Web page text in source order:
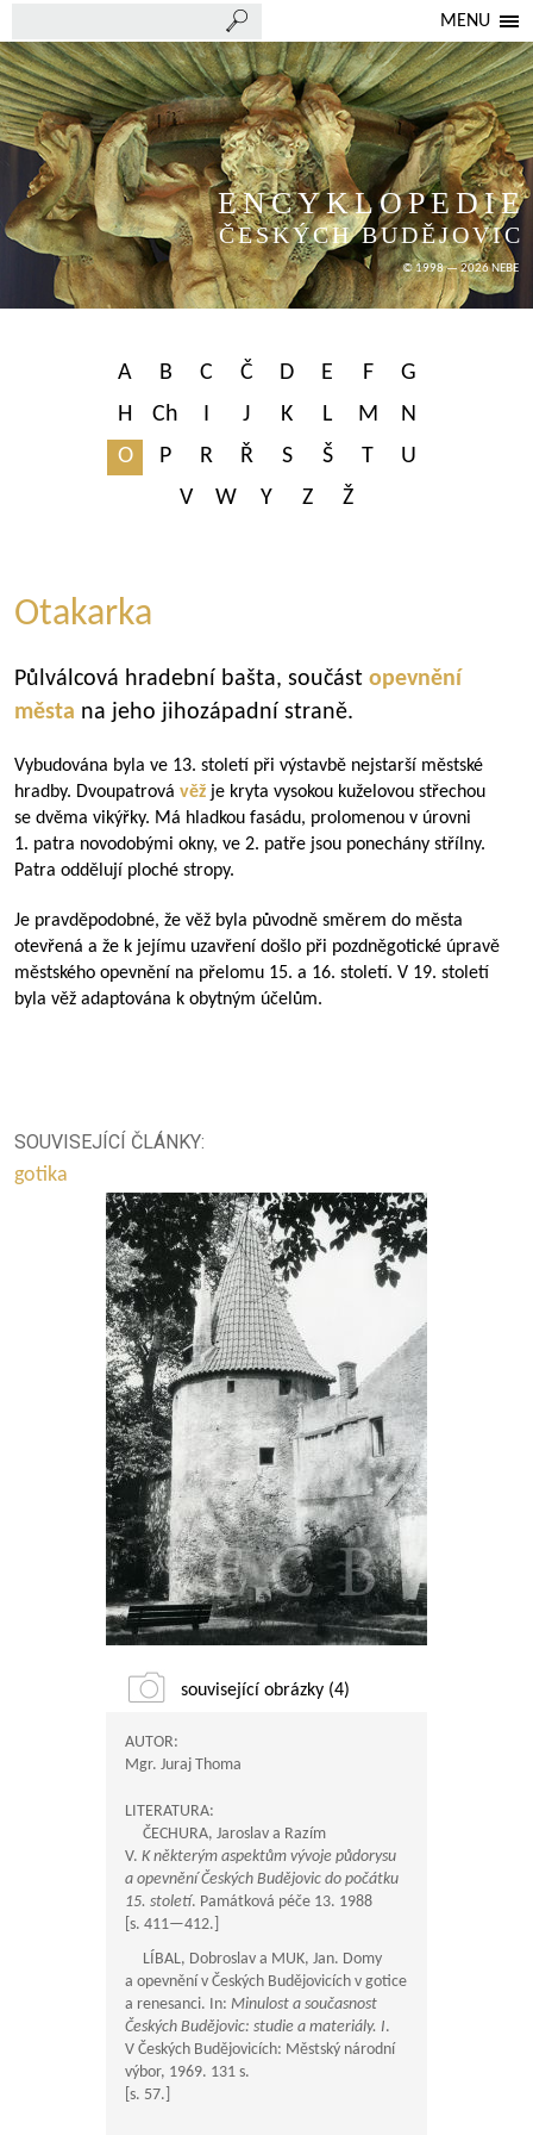
MENU
ENCYKLOPEDIE
ČESKÝCH BUDĚJOVIC
© 1998 — 2026 NEBE
A B C Č D E F
G
H
Ch I J K L M
N
O
P R Ř S Š T
U
V
W Y Z Ž
Otakarka
Půlválcová hradební bašta, součást opevnění
města na jeho jihozápadní straně.
Vybudována byla ve 13. století při výstavbě nejstarší městské
hradby. Dvoupatrová věž je kryta vysokou kuželovou střechou
se dvěma vikýřky. Má hladkou fasádu, prolomenou v úrovni
1. patra novodobými okny, ve 2. patře jsou ponechány střílny.
Patra oddělují ploché stropy.
Je pravděpodobné, že věž byla původně směrem do města
otevřená a že k jejímu uzavření došlo při pozdněgotické úpravě
městského opevnění na přelomu 15. a 16. století. V 19. století
byla věž adaptována k obytným účelům.
SOUVISEJÍCÍ ČLÁNKY:
gotika
související obrázky (4)
AUTOR:
Mgr. Juraj Thoma
LITERATURA:
ČECHURA, Jaroslav a Razím
V. K některým aspektům vývoje půdorysu
a opevnění Českých Budějovic do počátku
15. století. Památková péče 13. 1988
[s. 411—412.]
LÍBAL, Dobroslav a MUK, Jan. Domy
a opevnění v Českých Budějovicích v gotice
a renesanci. In: Minulost a současnost
Českých Budějovic: studie a materiály. I.
V Českých Budějovicích: Městský národní
výbor, 1969. 131 s.
[s. 57.]